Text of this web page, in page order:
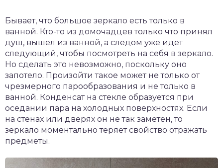
Бывает, что большое зеркало есть только в
ванной. Кто-то из домочадцев только что принял
душ, вышел из ванной, а следом уже идет
следующий, чтобы посмотреть на себя в зеркало.
Но сделать это невозможно, поскольку оно
запотело. Произойти такое может не только от
чрезмерного парообразования и не только в
ванной. Конденсат на стекле образуется при
оседании пара на холодных поверхностях. Если
на стенах или дверях он не так заметен, то
зеркало моментально теряет свойство отражать
предметы.